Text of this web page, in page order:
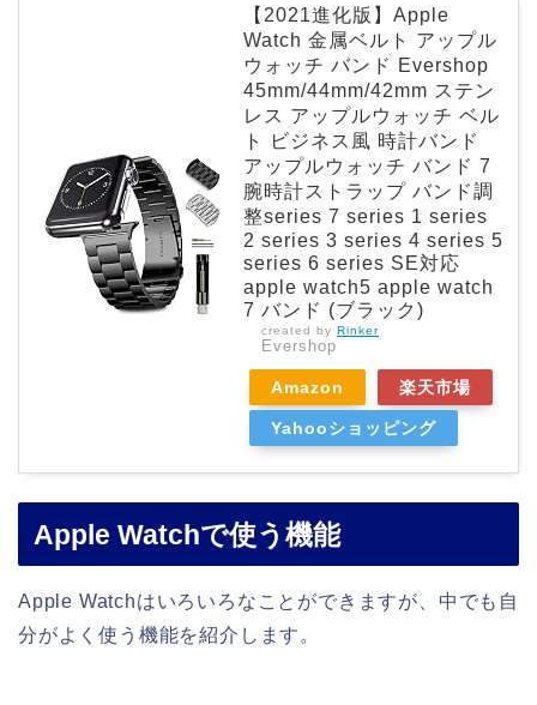
【2021進化版】Apple
Watch 金属ベルト アップル
ウォッチ バンド Evershop
45mm/44mm/42mm ステン
レス アップルウォッチ ベル
ト ビジネス風 時計バンド
アップルウォッチ バンド 7
腕時計ストラップ バンド調
整series 7 series 1 series
2 series 3 series 4 series 5
series 6 series SE対応
apple watch5 apple watch
7 バンド (ブラック)
created by Rinker
Evershop
Amazon 楽天市場
Yahooショッピング
Apple Watchで使う機能
Apple Watchはいろいろなことができますが、中でも自
分がよく使う機能を紹介します。